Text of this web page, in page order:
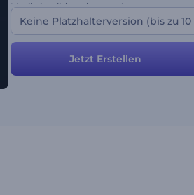
Musikvisualisierer jetzt aus!
Jetzt Erstellen